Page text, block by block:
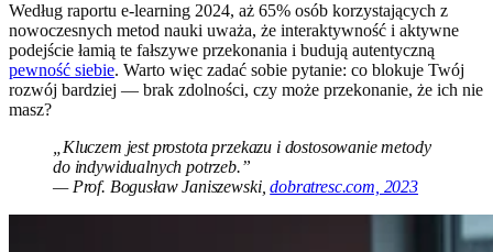
Według raportu e-learning 2024, aż 65% osób korzystających z
nowoczesnych metod nauki uważa, że interaktywność i aktywne
podejście łamią te fałszywe przekonania i budują autentyczną
pewność siebie. Warto więc zadać sobie pytanie: co blokuje Twój
rozwój bardziej — brak zdolności, czy może przekonanie, że ich nie
masz?
„Kluczem jest prostota przekazu i dostosowanie metody
do indywidualnych potrzeb.”
— Prof. Bogusław Janiszewski,dobratresc.com, 2023